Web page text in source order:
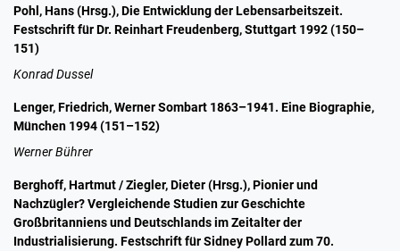
Pohl, Hans (Hrsg.), Die Entwicklung der Lebensarbeitszeit.
Festschrift für Dr. Reinhart Freudenberg, Stuttgart 1992 (150–
151)
Konrad Dussel
Lenger, Friedrich, Werner Sombart 1863–1941. Eine Biographie,
München 1994 (151–152)
Werner Bührer
Berghoff, Hartmut / Ziegler, Dieter (Hrsg.), Pionier und
Nachzügler? Vergleichende Studien zur Geschichte
Großbritanniens und Deutschlands im Zeitalter der
Industrialisierung. Festschrift für Sidney Pollard zum 70.